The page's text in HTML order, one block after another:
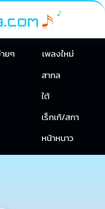
ยๆ
เพลงใหม่
สากล
ใต้
เร็กเก้/สกา
หน้าหนาว